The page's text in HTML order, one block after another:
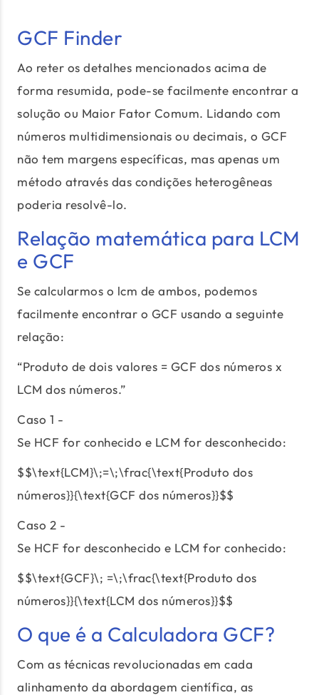
GCF Finder
Ao reter os detalhes mencionados acima de
forma resumida, pode-se facilmente encontrar a
solução ou Maior Fator Comum. Lidando com
números multidimensionais ou decimais, o GCF
não tem margens específicas, mas apenas um
método através das condições heterogêneas
poderia resolvê-lo.
Relação matemática para LCM
e GCF
Se calcularmos o lcm de ambos, podemos
facilmente encontrar o GCF usando a seguinte
relação:
“Produto de dois valores = GCF dos números x
LCM dos números.”
Caso 1 -
Se HCF for conhecido e LCM for desconhecido:
$$\text{LCM}\;=\;\frac{\text{Produto dos
números}}{\text{GCF dos números}}$$
Caso 2 -
Se HCF for desconhecido e LCM for conhecido:
$$\text{GCF}\; =\;\frac{\text{Produto dos
números}}{\text{LCM dos números}}$$
O que é a Calculadora GCF?
Com as técnicas revolucionadas em cada
alinhamento da abordagem científica, as